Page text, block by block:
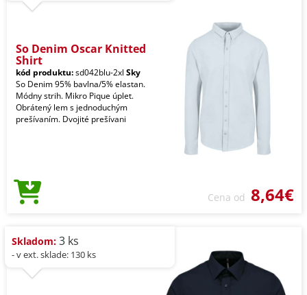
So Denim Oscar Knitted
Shirt
kód produktu:sd042blu-2xl Sky
So Denim 95% bavlna/5% elastan.
Módny strih. Mikro Pique úplet.
Obrátený lem s jednoduchým
prešívaním. Dvojité prešívani
Cena od 8,64€
Skladom: 3 ks
- v ext. sklade: 130 ks